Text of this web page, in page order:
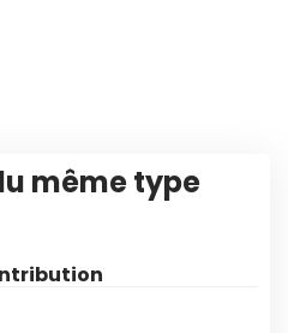
même type